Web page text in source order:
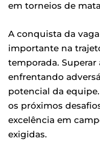
em torneios de
A conquista da
importante na
temporada. Superar
enfrentando
potencial da
os próximos
excelência em
exigidas.